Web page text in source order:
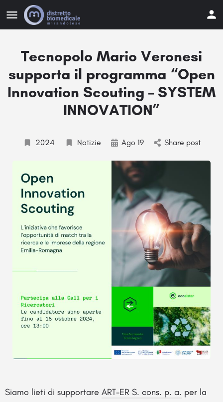
Tecnopolo Mario Veronesi
supporta il programma “Open
Innovation Scouting – SYSTEM
INNOVATION”
2024 Notizie Ago 19 Share post
Siamo lieti di supportare ART-ER S. cons. p. a. per la